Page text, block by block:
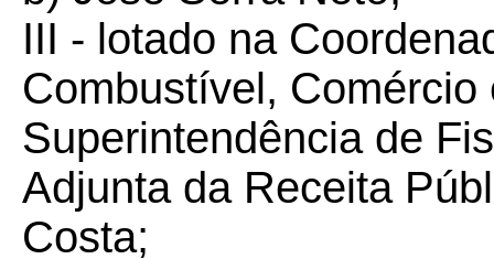
III - lotado na
Combustível, Comércio
Superintendência de
Adjunta da Receita
Costa;